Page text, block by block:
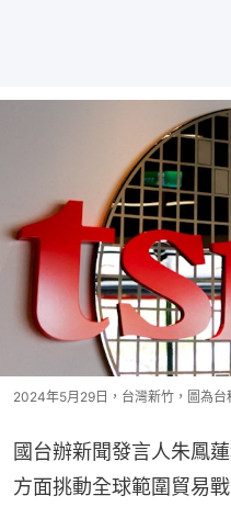
2024年5月29日，台灣新竹，圖為台
國台辦新聞發言人朱鳳
方面挑動全球範圍貿易